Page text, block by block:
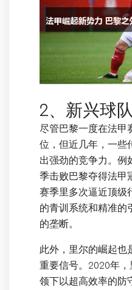
2、新兴球
尽管巴黎一度在法甲
位，但近几年，一些
出强劲的竞争力。
季击败巴黎夺得法甲
赛季里多次逼近顶级
的青训系统和精准的
的垄断。
此外，里尔的崛起也
重要信号。2020年
领下以超高效率的防